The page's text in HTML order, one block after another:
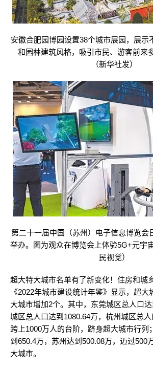
安徽合肥园博园设置38个城市展园，展示
和园林建筑风格，吸引市民、游客前来
（新华社发）
第二十一届中国（苏州）电子信息博览会
举办。图为观众在博览会上体验5G+元宇
民视觉）
超大特大城市名单有了新变化！住房和城
《2022年城市建设统计年鉴》显示，超
大城市增加2个。其中，东莞城区总人口
城区总人口达到1080.64万，杭州城区总人
跨上1000万人的台阶，跻身超大城市行列
到650.4万，苏州达到500.08万，迈过500
大城市。